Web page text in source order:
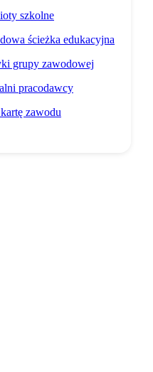
szkolne
ścieżka edukacyjna
grupy zawodowej
pracodawcy
zawodu